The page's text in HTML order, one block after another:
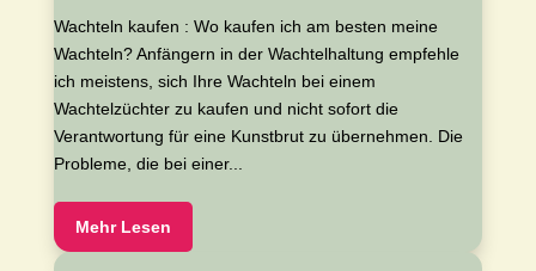
Wachteln kaufen : Wo kaufen ich am besten meine
Wachteln? Anfängern in der Wachtelhaltung empfehle
ich meistens, sich Ihre Wachteln bei einem
Wachtelzüchter zu kaufen und nicht sofort die
Verantwortung für eine Kunstbrut zu übernehmen. Die
Probleme, die bei einer...
Mehr Lesen